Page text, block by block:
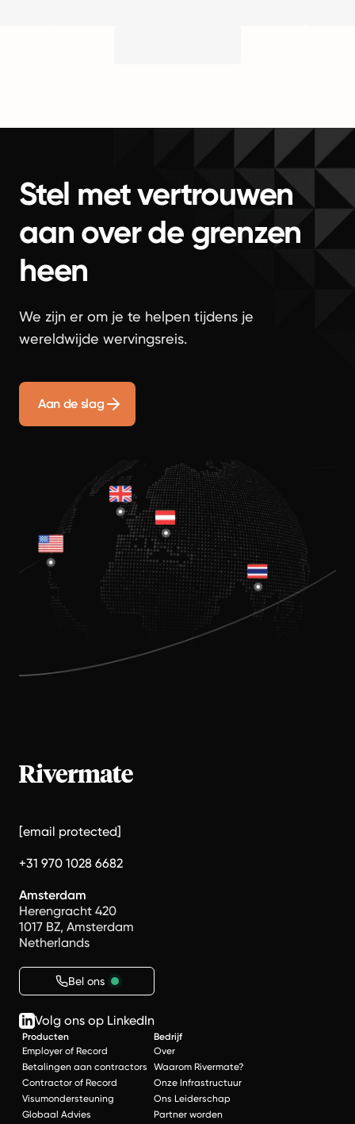
Stel met vertrouwen
aan over de grenzen
heen
We zijn er om je te helpen tijdens je
wereldwijde wervingsreis.
Aan de slag
[email protected]
+31 970 1028 6682
Amsterdam
Herengracht 420
1017 BZ, Amsterdam
Netherlands
Bel ons
Volg ons op LinkedIn
Producten
Employer of Record
Betalingen aan contractors
Contractor of Record
Visumondersteuning
Globaal Advies
Bedrijf
Over
Waarom Rivermate?
Onze Infrastructuur
Ons Leiderschap
Partner worden